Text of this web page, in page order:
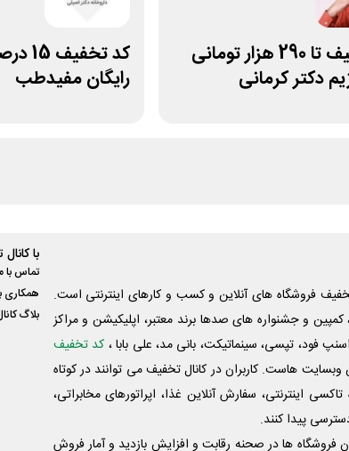
کد تخفیف تا 290 هزار تومانی
دکتر کرمانی
کد
رایگان مفیدطب
فروشگاه های آنلاین و کسب و‌ کارهای اینترنتی است.
و جشنواره های صدها برند معتبر، اپلیکیشن و مراکز
فود، تپسی، سینماتیکت، بانی مد، علی‌ بابا ، کد تخفیف
وبسایت ‌هاست. کاربران در کانال تخفیف می توانند در کوتاه
اینترنتی، سفارش آنلاین غذا، اپراتورهای مخابراتی،
پیدا کنند.
فروشگاه ها در صحنه رقابت و افزایش بازدید و آمار فروش
با
تماس با
همکاری
بلاگ